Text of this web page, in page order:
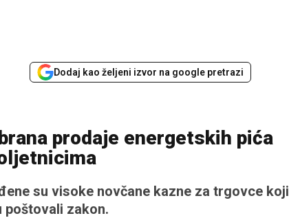
Dodaj kao željeni izvor na google pretrazi
prodaje energetskih pića
su visoke novčane kazne za trgovce koji
poštovali zakon.